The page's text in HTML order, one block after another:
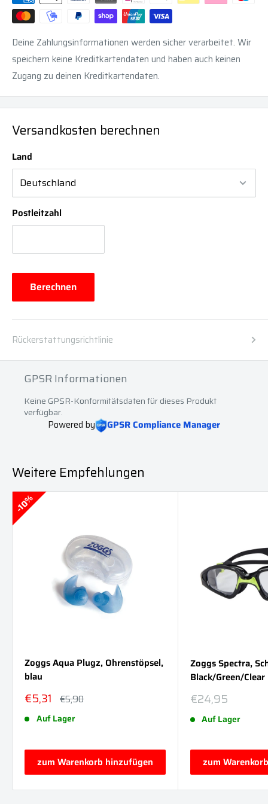
Deine Zahlungsinformationen werden sicher verarbeitet. Wir
speichern keine Kreditkartendaten und haben auch keinen
Zugang zu deinen Kreditkartendaten.
Versandkosten berechnen
Land
Postleitzahl
Berechnen
Rückerstattungsrichtlinie
GPSR Informationen
Keine GPSR-Konformitätsdaten für dieses Produkt
verfügbar.
Powered by GPSR Compliance Manager
Weitere Empfehlungen
10%
Zoggs Aqua Plugz, Ohrenstöpsel,
blau
Sonderpreis
€5,31 Normalpreis
€5,90
Auf Lager
zum Warenkorb hinzufügen
Zoggs Spectra,
Black/Green/Clear
Sonderpreis
€24,95
Auf Lager
zum